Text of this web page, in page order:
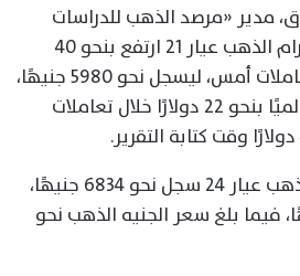
مدير «مرصد الذهب للدراسات
الاقتصادية»، إن سعر جرام الذهب عيار 21 ارتفع بنحو 40
جنيهًا مقارنة بإغلاق تعاملات أمس، ليسجل نحو 5980 جنيهًا،
بينما صعدت الأوقية عالميًا بنحو 22 دولارًا خلال تعاملات
وأضاف أن سعر جرام الذهب عيار 24 سجل نحو 6834 جنيهًا،
نحو 5126 جنيهًا، فيما بلغ سعر الجنيه الذهب نحو